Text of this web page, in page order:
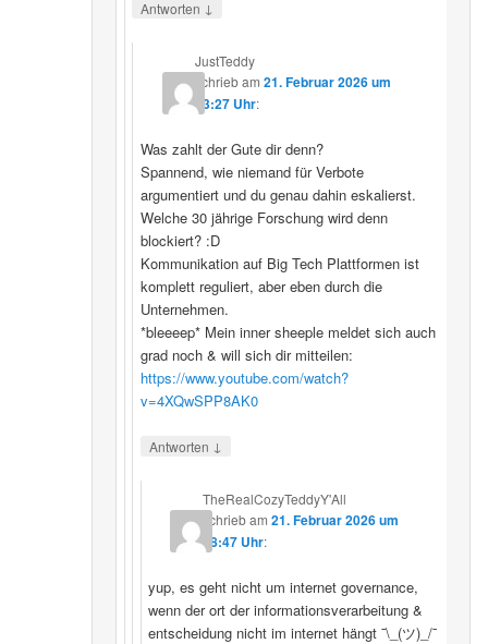
Antworten ↓
JustTeddy
schriebam 21. Februar 2026 um
13:27 Uhr:
Was zahlt der Gute dir denn?
Spannend, wie niemand für Verbote
argumentiert und du genau dahin eskalierst.
Welche 30 jährige Forschung wird denn
blockiert? :D
Kommunikation auf Big Tech Plattformen ist
komplett reguliert, aber eben durch die
Unternehmen.
*bleeeep* Mein inner sheeple meldet sich auch
grad noch & will sich dir mitteilen:
https://www.youtube.com/watch?
v=4XQwSPP8AK0
Antworten ↓
TheRealCozyTeddyY'All
schriebam21. Februar 2026 um
18:47 Uhr:
yup, es geht nicht um internet governance,
wenn der ort der informationsverarbeitung &
entscheidung nicht im internet hängt ¯\_(ツ)_/¯